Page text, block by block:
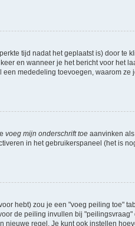
tijd nadat het geplaatst is) door te
en wanneer je het bericht voor het
mededeling toevoegen, waarom ze
voeg mijn onderschrift toe aanvinken
in het gebruikerspaneel (het is
hebt) zou je een "voeg peiling toe"
de peiling invullen bij "peilingsvraag"
nieuwe regel. Je kunt ook instellen